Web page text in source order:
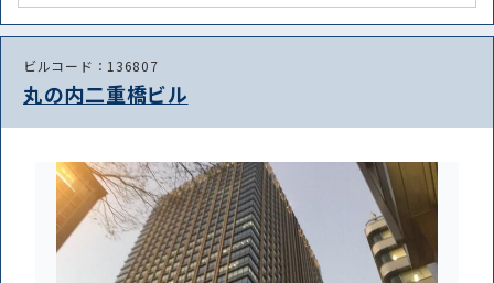
ビルコード：136807
丸の内二重橋ビル